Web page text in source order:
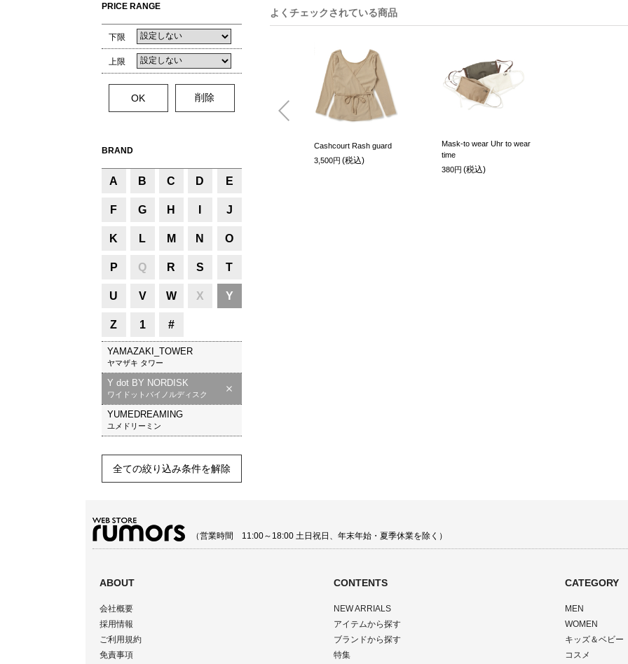
PRICE RANGE
下限
上限
BRAND
A B C D E
F G H J
K L M N O
P Q R S T
U V W X Y
Z 1 #
YAMAZAKI_TOWER
ヤマザキ タワー
Y dot BY NORDISK
ワイドットバイノルディスク
YUMEDREAMING
ユメドリーミン
全ての絞り込み条件を解除
よくチェックされている商品
Cashcourt Rash guard
3,500円 (税込)
Mask-to wear Uhr to wear
time
380円 (税込)
（営業時間 11:00～18:00 土日祝日、年末年始・夏季休業を除く）
ABOUT
会社概要
採用情報
ご利用規約
免責事項
CONTENTS
NEW ARRIALS
アイテムから探す
ブランドから探す
特集
CATEGORY
MEN
WOMEN
キッズ＆ベビー
コスメ